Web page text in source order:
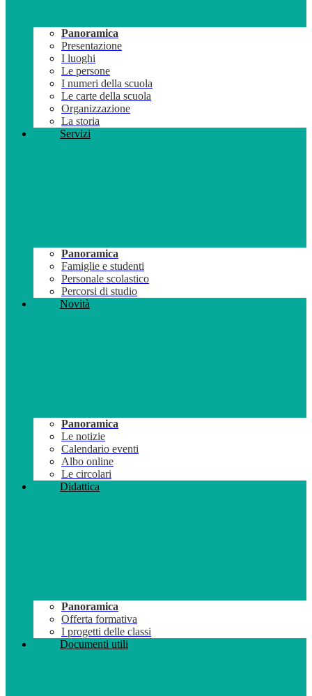
Panoramica
Presentazione
I luoghi
Le persone
I numeri della scuola
Le carte della scuola
Organizzazione
La storia
Servizi
Panoramica
Famiglie e studenti
Personale scolastico
Percorsi di studio
Novità
Panoramica
Le notizie
Calendario eventi
Albo online
Le circolari
Didattica
Panoramica
Offerta formativa
I progetti delle classi
Documenti utili